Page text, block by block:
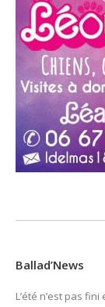
Ballad’News
L’été n’est pas